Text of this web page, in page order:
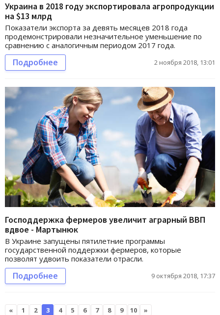
Украина в 2018 году экспортировала агропродукции
на $13 млрд
Показатели экспорта за девять месяцев 2018 года
продемонстрировали незначительное уменьшение по
сравнению с аналогичным периодом 2017 года.
Подробнее 2 ноября 2018, 13:01
Господдержка фермеров увеличит аграрный ВВП
вдвое - Мартынюк
В Украине запущены пятилетние программы
государственной поддержки фермеров, которые
позволят удвоить показатели отрасли.
Подробнее 9 октября 2018, 17:37
« 1 2 3 4 5 6 7 8 9 10 »